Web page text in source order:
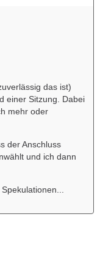
das ist)
einer Sitzung. Dabei
mehr oder
der Anschluss
und ich dann